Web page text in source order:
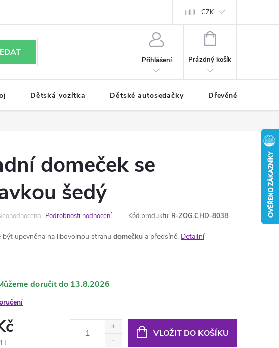
CZK
Přihlášení
NÁKUPNÍ
Prázdný košík
Dětská vozítka Dětské autosedačky Dřevěné hračky
domeček se
šedý
Podrobnosti hodnocení Kód produktu: R-ZOG.CHD-803B
být upevněna na libovolnou stranu domečku a předsíně. Detailní
13.8.2026
VLOŽIT DO KOŠÍKU